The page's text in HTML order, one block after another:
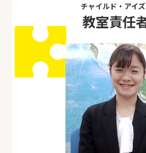
チャイルド・アイ
教室責任